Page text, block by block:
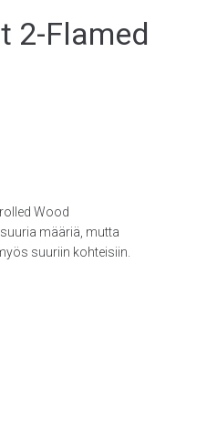
2-Flamed
Wood
määriä, mutta
suuriin kohteisiin.